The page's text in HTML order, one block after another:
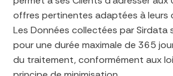
offres pertinentes adaptées à leurs
Les Données collectées par Sirdata
pour une durée maximale de 365
du traitement, conformément aux